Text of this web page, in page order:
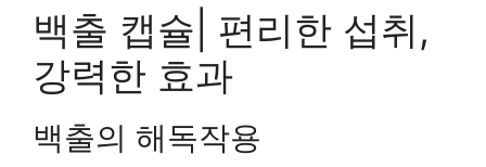
백출 캡슐| 편리한 섭취,
강력한 효과
백출의 해독작용